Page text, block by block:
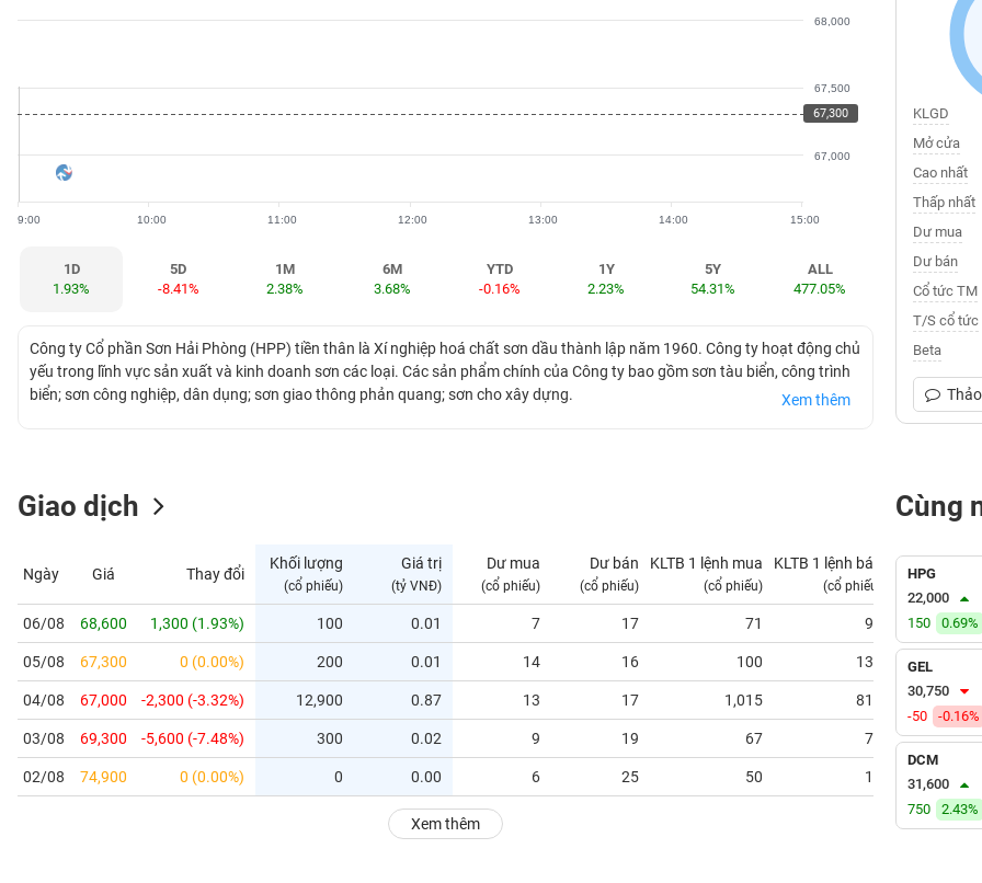
67,000
67,500
68,000
9:00 10:00 11:00 12:00 13:00 14:00 15:00
67,300
1D
1.93%
5D
-8.41%
1M
2.38%
6M
3.68%
YTD
-0.16%
1Y
2.23%
5Y
54.31%
ALL
477.05%
Công ty Cổ phần Sơn Hải Phòng (HPP) tiền thân là Xí nghiệp hoá chất sơn dầu thành lập năm 1960. Công ty hoạt động chủ
yếu trong lĩnh vực sản xuất và kinh doanh sơn các loại. Các sản phẩm chính của Công ty bao gồm sơn tàu biển, công trình
biển; sơn công nghiệp, dân dụng; sơn giao thông phản quang; sơn cho xây dựng.
Xem thêm
KLGD
Mở cửa
Cao nhất
Thấp nhất
Dư mua
Dư bán
Cổ tức TM
T/S cổ tức
Beta
Giao dịch
Ngày Giá Thay đổi
Khối lượng
(cổ phiếu)
Giá trị
(tỷ VNĐ)
Dư mua
(cổ phiếu)
Dư bán
(cổ phiếu)
KLTB 1 lệnh mua
(cổ phiếu)
KLTB 1 lệnh bán
(cổ phiếu)
06/08 68,600 1,300 (1.93%) 100 0.01 7 17 71 94 0.00
05/08 67,300 0 (0.00%) 200 0.01 14 16 100 138
04/08 67,000 -2,300 (-3.32%) 12,900 0.87 13 17 1,015 818 0.00
03/08 69,300 -5,600 (-7.48%) 300 0.02 9 19 67 79 0.00
02/08 74,900 0 (0.00%) 0 0.00 6 25 50 16
Xem thêm
Cùng
HPG
22,000
150
0.69%
GEL
30,750
-50
-0.16%
DCM
31,600
750
2.43%
HÓA
GIỚI
CÁ
NHÂN
PHÂN
TÍCH
VIETSTOCKFINANCE